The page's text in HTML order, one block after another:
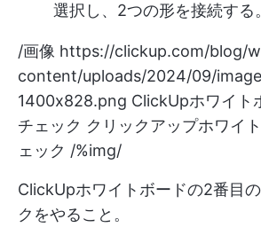
選択し、2つの形を接続する。
/画像 https://clickup.com/blog/
content/uploads/2024/09/
1400x828.png ClickUpホワイト
チェック クリックアップホワイ
ェック /%img/
ClickUpホワイトボードの2番目
クをやること。